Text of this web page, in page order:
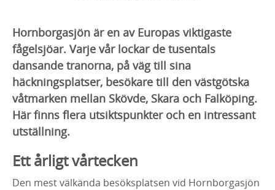
Hornborgasjön är en av Europas viktigaste
fågelsjöar. Varje vår lockar de tusentals
dansande tranorna, på väg till sina
häckningsplatser, besökare till den västgötska
våtmarken mellan Skövde, Skara och Falköping.
Här finns flera utsiktspunkter och en intressant
utställning.
Ett årligt vårtecken
Den mest välkända besöksplatsen vid Hornborgasjön